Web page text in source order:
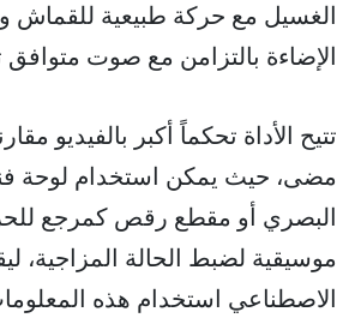
الغسيل مع حركة طبيعية للقماش
الإضاءة بالتزامن مع صوت
تتيح الأداة تحكماً أكبر بالفيديو
مضى، حيث يمكن استخدام لوحة
البصري أو مقطع رقص كمرجع
موسيقية لضبط الحالة المزاجية،
الاصطناعي استخدام هذه